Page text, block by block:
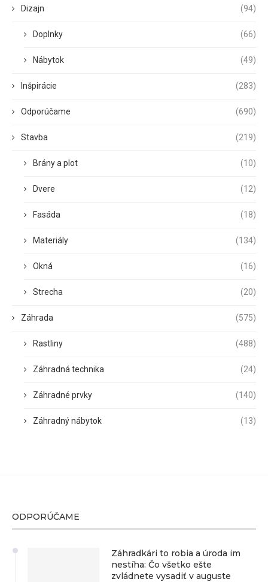
Dizajn (94)
Doplnky (66)
Nábytok (49)
Inšpirácie (283)
Odporúčame (690)
Stavba (219)
Brány a plot (10)
Dvere (12)
Fasáda (18)
Materiály (134)
Okná (16)
Strecha (20)
Záhrada (575)
Rastliny (488)
Záhradná technika (24)
Záhradné prvky (140)
Záhradný nábytok (13)
ODPORÚČAME
Záhradkári to robia a úroda im
nestíha: Čo všetko ešte
zvládnete vysadiť v auguste